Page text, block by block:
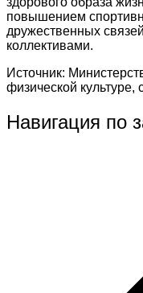
повышением
дружественных
коллективами.
Источник:
физической
Навигация по